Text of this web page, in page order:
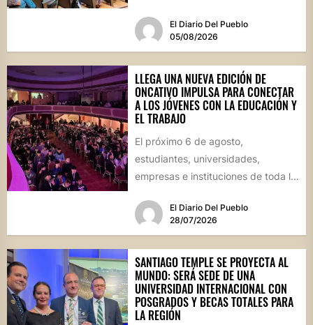
El Diario Del Pueblo
05/08/2026
LLEGA UNA NUEVA EDICIÓN DE
ONCATIVO IMPULSA PARA CONECTAR
A LOS JÓVENES CON LA EDUCACIÓN Y
EL TRABAJO
El próximo 6 de agosto,
estudiantes, universidades,
empresas e instituciones de toda la
que...
El Diario Del Pueblo
28/07/2026
SANTIAGO TEMPLE SE PROYECTA AL
MUNDO: SERÁ SEDE DE UNA
UNIVERSIDAD INTERNACIONAL CON
POSGRADOS Y BECAS TOTALES PARA
LA REGIÓN